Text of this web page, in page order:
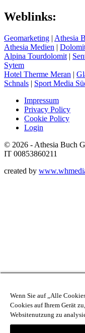
Weblinks:
Geomarketing | Athesia
Athesia Medien |
Alpina Tourdolomit |
Sytem
Hotel Therme Meran |
Schnals | Sport Media
Impressum
Privacy Policy
Cookie Policy
Login
© 2026 - Athesia Buch
IT 00853860211
created by
Wenn Sie auf „Alle
Cookies auf Ihrem Gerät
Websitenutzung zu